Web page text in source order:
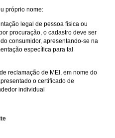
próprio nome:
legal de pessoa física ou
procuração, o cadastro deve ser
consumidor, apresentando-se na
específica para tal
reclamação de MEI, em nome do
o certificado de
individual